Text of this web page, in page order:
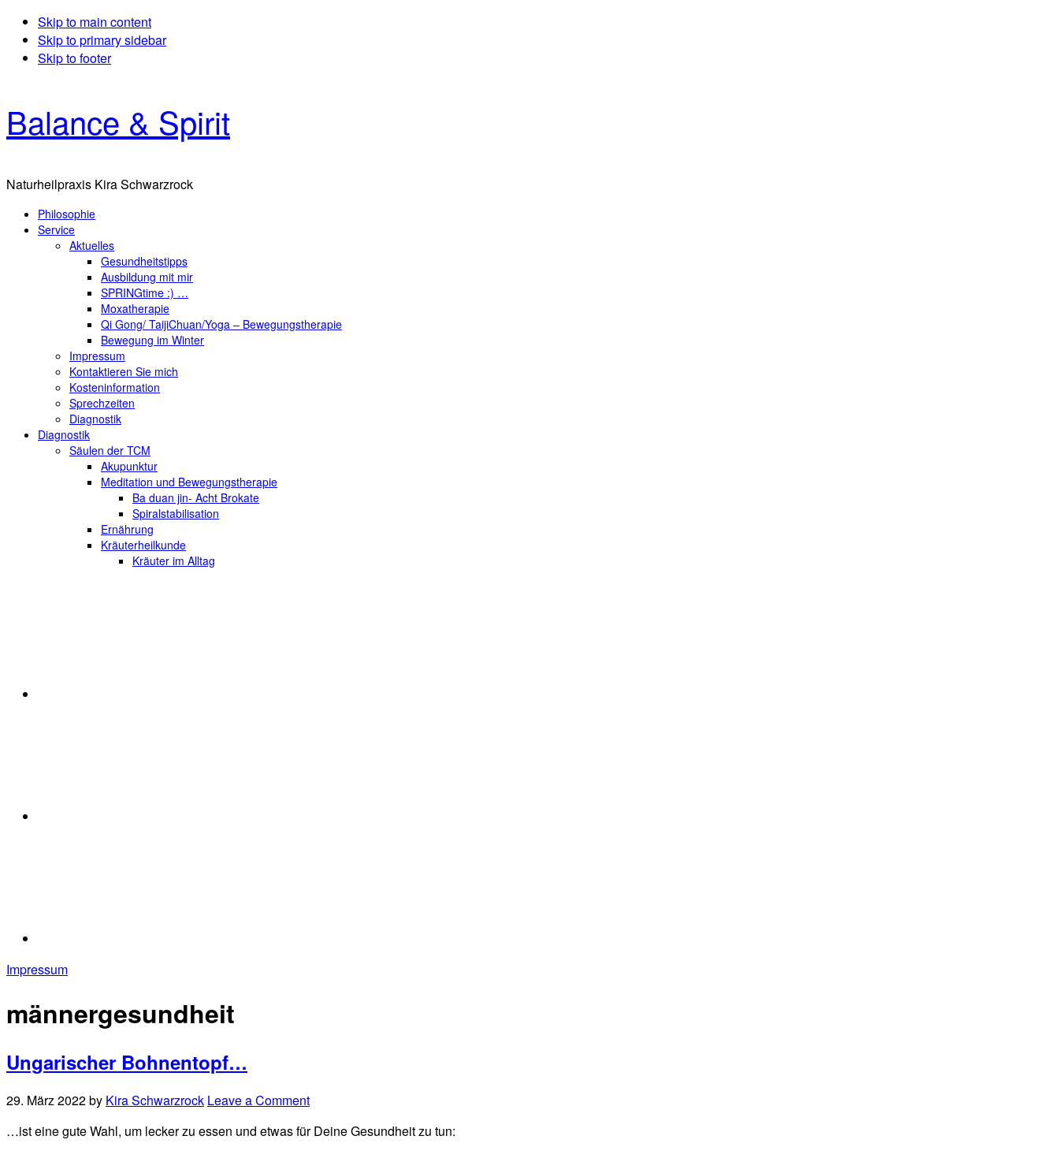
Skip to main content
Skip to primary sidebar
Skip to footer
Balance & Spirit
Naturheilpraxis Kira Schwarzrock
Philosophie
Service
Aktuelles
Gesundheitstipps
Ausbildung mit mir
SPRINGtime :) …
Moxatherapie
Qi Gong/ TaijiChuan/Yoga – Bewegungstherapie
Bewegung im Winter
Impressum
Kontaktieren Sie mich
Kosteninformation
Sprechzeiten
Diagnostik
Diagnostik
Säulen der TCM
Akupunktur
Meditation und Bewegungstherapie
Ba duan jin- Acht Brokate
Spiralstabilisation
Ernährung
Kräuterheilkunde
Kräuter im Alltag
Impressum
männergesundheit
Ungarischer Bohnentopf…
29. März 2022by Kira Schwarzrock Leave a Comment
…ist eine gute Wahl, um lecker zu essen und etwas für Deine Gesundheit zu tun: